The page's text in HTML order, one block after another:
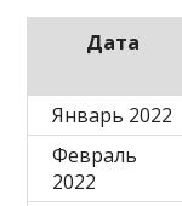
Дата
Январь 2022
Февраль
2022